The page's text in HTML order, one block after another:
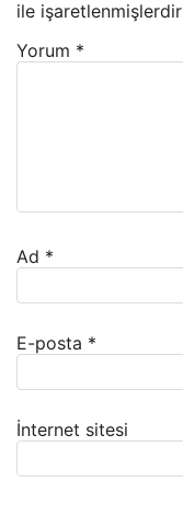
ile işaretlenmişlerdir
Yorum *
Ad *
E-posta *
İnternet sitesi